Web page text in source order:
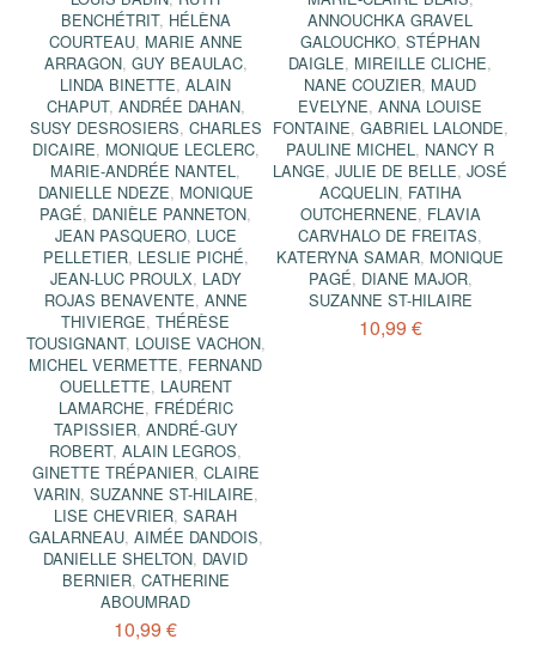
BENCHÉTRIT, HÉLÈNA
COURTEAU, MARIE ANNE
ARRAGON, GUY BEAULAC,
LINDA BINETTE,ALAIN
CHAPUT, ANDRÉE DAHAN,
SUSY DESROSIERS, CHARLES
DICAIRE, MONIQUE LECLERC,
MARIE-ANDRÉE NANTEL,
DANIELLE NDEZE, MONIQUE
PAGÉ, DANIÈLE PANNETON,
JEAN PASQUERO, LUCE
PELLETIER, LESLIE PICHÉ,
JEAN-LUC PROULX, LADY
ROJAS BENAVENTE, ANNE
THIVIERGE,THÉRÈSE
TOUSIGNANT, LOUISE VACHON,
MICHEL VERMETTE, FERNAND
OUELLETTE, LAURENT
LAMARCHE, FRÉDÉRIC
TAPISSIER, ANDRÉ-GUY
ROBERT,ALAIN LEGROS,
GINETTE TRÉPANIER, CLAIRE
VARIN, SUZANNE ST-HILAIRE,
LISE CHEVRIER,SARAH
GALARNEAU, AIMÉE DANDOIS,
DANIELLE SHELTON, DAVID
BERNIER, CATHERINE
ABOUMRAD
10,99 €
ANNOUCHKA GRAVEL
GALOUCHKO,STÉPHAN
DAIGLE, MIREILLE CLICHE,
NANE COUZIER, MAUD
EVELYNE,ANNA LOUISE
FONTAINE, GABRIEL LALONDE,
PAULINE MICHEL, NANCY R
LANGE,JULIE DE BELLE,JOSÉ
ACQUELIN, FATIHA
OUTCHERNENE, FLAVIA
CARVHALO DE FREITAS,
KATERYNA SAMAR, MONIQUE
PAGÉ, DIANE MAJOR,
SUZANNE ST-HILAIRE
10,99 €